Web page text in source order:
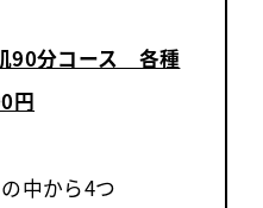
90分コース 各種
円
中から4つ